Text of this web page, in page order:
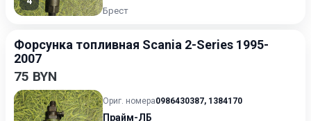
Брест
Форсунка топливная Scania 2-Series 1995-
2007
75 BYN
Ориг. номера0986430387, 1384170
Прайм-ЛБ